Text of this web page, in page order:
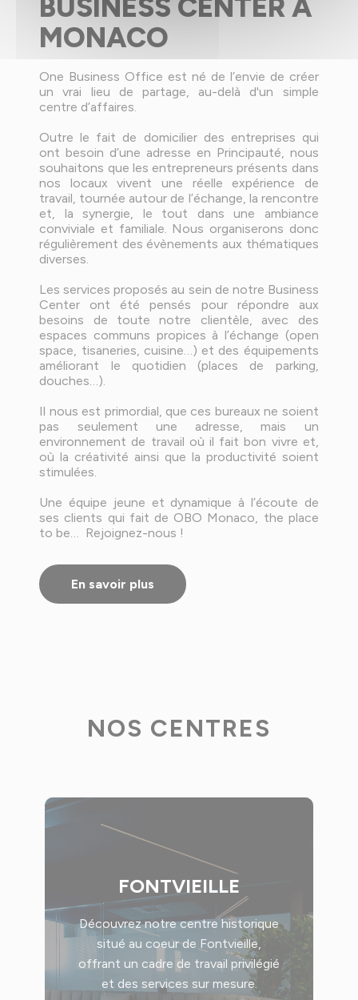
BUSINESS CENTER À
MONACO
One Business Office est né de l’envie de créer
un vrai lieu de partage, au-delà d'un simple
centre d’affaires.
Outre le fait de domicilier des entreprises qui
ont besoin d’une adresse en Principauté, nous
souhaitons que les entrepreneurs présents dans
nos locaux vivent une réelle expérience de
travail, tournée autour de l’échange, la rencontre
et, la synergie, le tout dans une ambiance
conviviale et familiale. Nous organiserons donc
régulièrement des évènements aux thématiques
diverses.
Les services proposés au sein de notre Business
Center ont été pensés pour répondre aux
besoins de toute notre clientèle, avec des
espaces communs propices à l’échange (open
space, tisaneries, cuisine…) et des équipements
améliorant le quotidien (places de parking,
douches…).
Il nous est primordial, que ces bureaux ne soient
pas seulement une adresse, mais un
environnement de travail où il fait bon vivre et,
où la créativité ainsi que la productivité soient
stimulées.
Une équipe jeune et dynamique à l’écoute de
ses clients qui fait de OBO Monaco, the place
to be… Rejoignez-nous !
En savoir plus
NOS CENTRES
FONTVIEILLE
Découvrez notre centre historique
situé au coeur de Fontvieille,
offrant un cadre de travail privilégié
et des services sur mesure.